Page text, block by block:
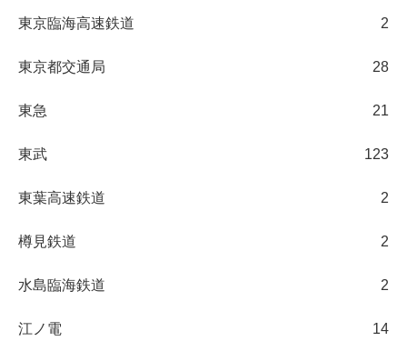
東京臨海高速鉄道 2
東京都交通局 28
東急 21
東武 123
東葉高速鉄道 2
樽見鉄道 2
水島臨海鉄道 2
江ノ電 14